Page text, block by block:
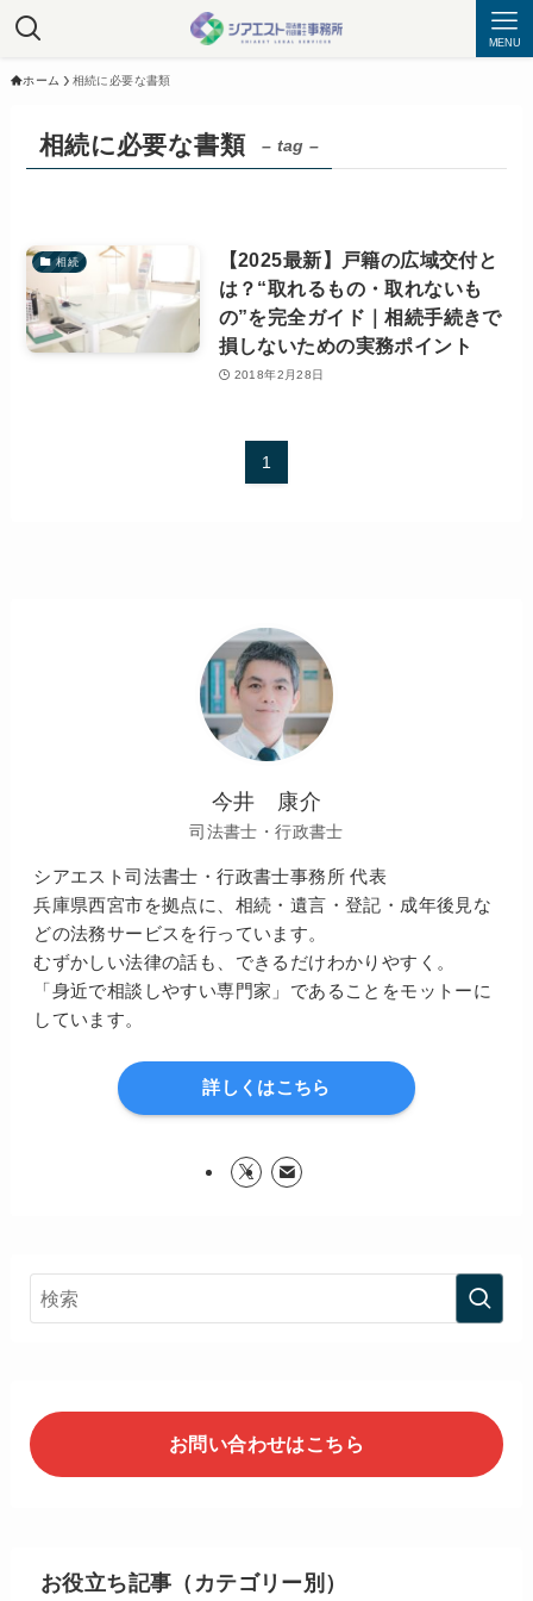
MENU
ホーム 相続に必要な書類
相続に必要な書類 – tag –
相続
【2025最新】戸籍の広域交付と
は？“取れるもの・取れないも
の”を完全ガイド｜相続手続きで
損しないための実務ポイント
2018年2月28日
1
今井 康介
司法書士・行政書士
シアエスト司法書士・行政書士事務所 代表
兵庫県西宮市を拠点に、相続・遺言・登記・成年後見な
どの法務サービスを行っています。
むずかしい法律の話も、できるだけわかりやすく。
「身近で相談しやすい専門家」であることをモットーに
しています。
詳しくはこちら
お問い合わせはこちら
お役立ち記事（カテゴリー別）